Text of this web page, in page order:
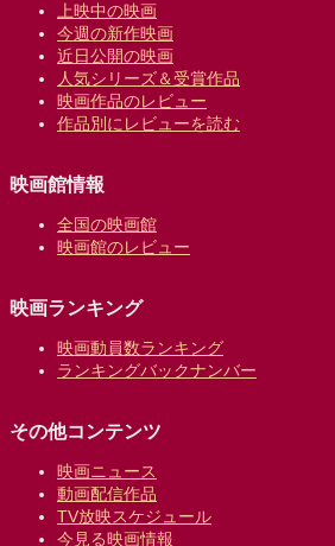
上映中の映画
今週の新作映画
近日公開の映画
人気シリーズ＆受賞作品
映画作品のレビュー
作品別にレビューを読む
映画館情報
全国の映画館
映画館のレビュー
映画ランキング
映画動員数ランキング
ランキングバックナンバー
その他コンテンツ
映画ニュース
動画配信作品
TV放映スケジュール
今見る映画情報